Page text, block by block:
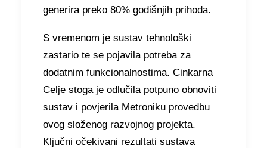
generira preko 80% godišnjih prihoda.
S vremenom je sustav tehnološki
zastario te se pojavila potreba za
dodatnim funkcionalnostima. Cinkarna
Celje stoga je odlučila potpuno obnoviti
sustav i povjerila Metroniku provedbu
ovog složenog razvojnog projekta.
Ključni očekivani rezultati sustava